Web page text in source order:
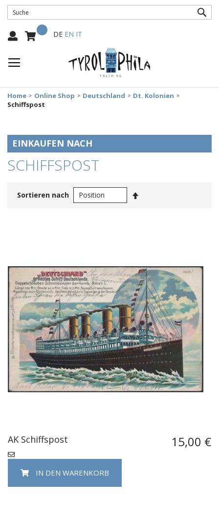
Mein Warenkorb
Select
DE EN IT
Home Online Shop Deutschland
Dt. Kolonien
Schiffspost
SCHIFFSPOST
Sortieren nach
AK Schiffspost 15,00 €
IN DEN WARENKORB
EINKAUFEN NACH